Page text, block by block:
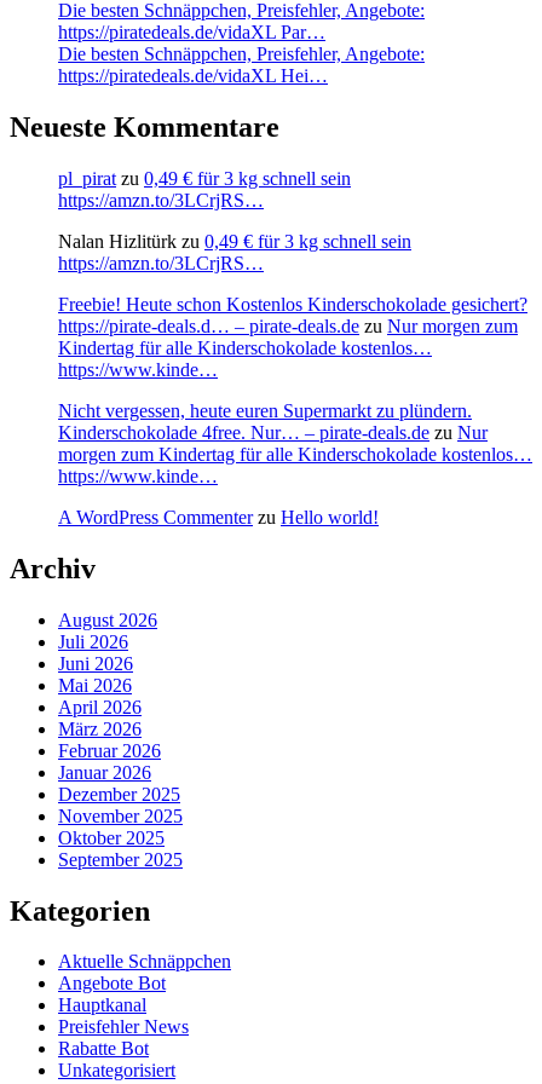
Die besten Schnäppchen, Preisfehler, Angebote:
https://piratedeals.de/vidaXL Par…
Die besten Schnäppchen, Preisfehler, Angebote:
https://piratedeals.de/vidaXL Hei…
Neueste Kommentare
pl_pirat zu 0,49 € für 3 kg schnell sein
https://amzn.to/3LCrjRS…
Nalan Hizlitürk zu 0,49 € für 3 kg schnell sein
https://amzn.to/3LCrjRS…
Freebie! Heute schon Kostenlos Kinderschokolade gesichert?
https://pirate-deals.d… – pirate-deals.de zu Nur morgen zum
Kindertag für alle Kinderschokolade kostenlos…
https://www.kinde…
Nicht vergessen, heute euren Supermarkt zu plündern.
Kinderschokolade 4free. Nur… – pirate-deals.de zu Nur
morgen zum Kindertag für alle Kinderschokolade kostenlos…
https://www.kinde…
A WordPress Commenterzu Hello world!
Archiv
August 2026
Juli 2026
Juni 2026
Mai 2026
April 2026
März 2026
Februar 2026
Januar 2026
Dezember 2025
November 2025
Oktober 2025
September 2025
Kategorien
Aktuelle Schnäppchen
Angebote Bot
Hauptkanal
Preisfehler News
Rabatte Bot
Unkategorisiert